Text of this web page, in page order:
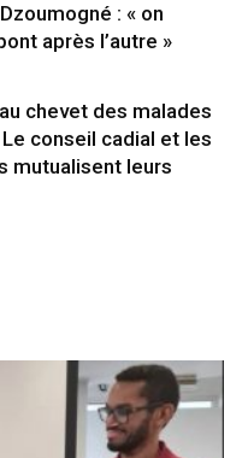
: « on
après l’autre »
chevet des malades
conseil cadial et les
mutualisent leurs